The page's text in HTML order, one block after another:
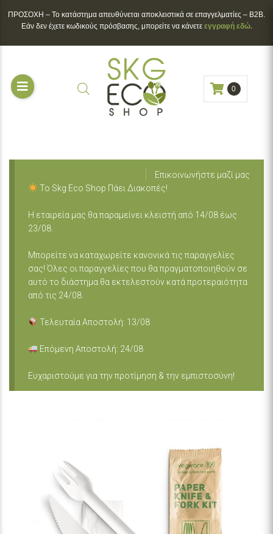
ΠΡΟΣΟΧΗ – To κατάστημα απευθύνεται αποκλειστικά σε επαγγελματίες – B2B.
Εάν δεν έχετε κωδικούς πρόσβασης, μπορείτε να κάνετε εγγραφή εδώ.
0
Επικοινωνήστε μαζί μας
Το Skg Eco Shop Πάει Διακοπές!
Η εταιρεία μας θα παραμείνει κλειστή από 14/08 έως
23/08.
Μπορείτε να καταχωρείτε κανονικά τις παραγγελίες
σας! Όλες οι παραγγελίες που θα πραγματοποιηθούν σε
αυτό το διάστημα θα εκτελεστούν κατά προτεραιότητα
από τις 24/08.
Τελευταία Αποστολή: 13/08
Επόμενη Αποστολή: 24/08
Ευχαριστούμε για την προτίμηση & την εμπιστοσύνη!